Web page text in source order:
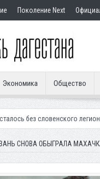
Поколение Next
Экономика Общество
легионера Вынесен
СНОВА ОБЫГРАЛА